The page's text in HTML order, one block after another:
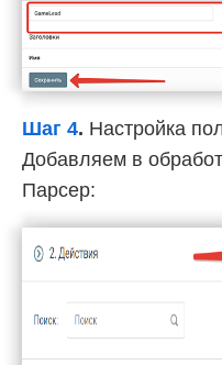
Шаг 4. Настройка
Добавляем в
Парсер: